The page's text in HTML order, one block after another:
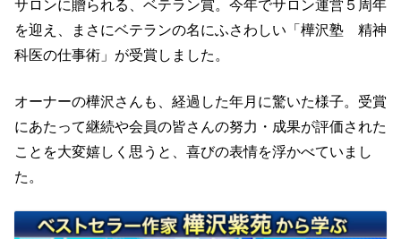
サロンに贈られる、ベテラン賞。今年でサロン運営５周年
を迎え、まさにベテランの名にふさわしい「樺沢塾 精神
科医の仕事術」が受賞しました。
オーナーの樺沢さんも、経過した年月に驚いた様子。受賞
にあたって継続や会員の皆さんの努力・成果が評価された
ことを大変嬉しく思うと、喜びの表情を浮かべていまし
た。